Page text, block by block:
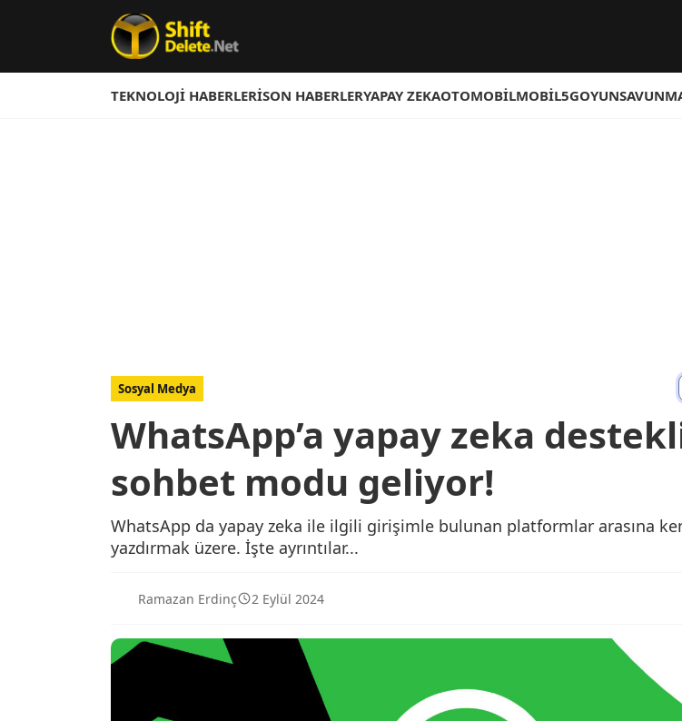
TEKNOLOJI HABERLERISON HABERLERYAPAY ZEKAOTOMOBILMOBIL5GOYUN
Sosyal Medya
WhatsApp’a yapay zeka
sohbet modu geliyor!
WhatsApp da yapay zeka ile ilgili girişimle bulunan platformlar arasına
yazdırmak üzere. İşte ayrıntılar...
Ramazan Erdinç 2 Eylül 2024